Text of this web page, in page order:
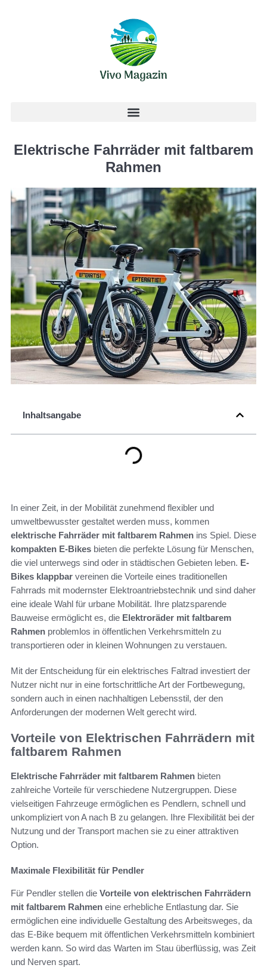
Elektrische Fahrräder mit faltbarem
Rahmen
Inhaltsangabe
In einer Zeit, in der Mobilität zunehmend flexibler und
umweltbewusster gestaltet werden muss, kommen
elektrische Fahrräder mit faltbarem Rahmen ins Spiel. Diese
kompakten E-Bikes bieten die perfekte Lösung für Menschen,
die viel unterwegs sind oder in städtischen Gebieten leben. E-
Bikes klappbar vereinen die Vorteile eines traditionellen
Fahrrads mit modernster Elektroantriebstechnik und sind daher
eine ideale Wahl für urbane Mobilität. Ihre platzsparende
Bauweise ermöglicht es, die Elektroräder mit faltbarem
Rahmen problemlos in öffentlichen Verkehrsmitteln zu
transportieren oder in kleinen Wohnungen zu verstauen.
Mit der Entscheidung für ein elektrisches Faltrad investiert der
Nutzer nicht nur in eine fortschrittliche Art der Fortbewegung,
sondern auch in einen nachhaltigen Lebensstil, der den
Anforderungen der modernen Welt gerecht wird.
Vorteile von Elektrischen Fahrrädern mit
faltbarem Rahmen
Elektrische Fahrräder mit faltbarem Rahmen bieten
zahlreiche Vorteile für verschiedene Nutzergruppen. Diese
vielseitigen Fahrzeuge ermöglichen es Pendlern, schnell und
unkompliziert von A nach B zu gelangen. Ihre Flexibilität bei der
Nutzung und der Transport machen sie zu einer attraktiven
Option.
Maximale Flexibilität für Pendler
Für Pendler stellen die Vorteile von elektrischen Fahrrädern
mit faltbarem Rahmen eine erhebliche Entlastung dar. Sie
ermöglichen eine individuelle Gestaltung des Arbeitsweges, da
das E-Bike bequem mit öffentlichen Verkehrsmitteln kombiniert
werden kann. So wird das Warten im Stau überflüssig, was Zeit
und Nerven spart.